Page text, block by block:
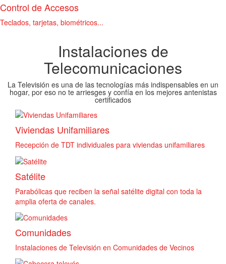
Control de Accesos
Teclados, tarjetas, biométricos...
Instalaciones de
Telecomunicaciones
La Televisión es una de las tecnologías más indispensables en un
hogar, por eso no te arriesges y confía en los mejores antenistas
certificados
Viviendas Unifamiliares
Recepción de TDT individuales para viviendas unifamiliares
Satélite
Parabólicas que reciben la señal satélite digital con toda la
amplia oferta de canales.
Comunidades
Instalaciones de Televisión en Comunidades de Vecinos